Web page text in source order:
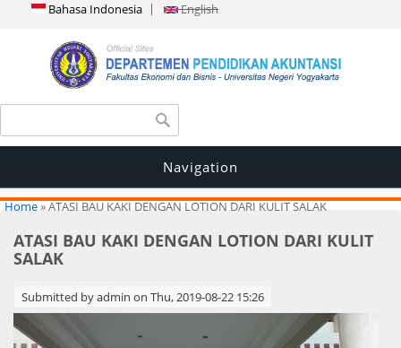
Bahasa Indonesia English
Search form
Navigation
You are here
Home» ATASI BAU KAKI DENGAN LOTION DARI KULIT SALAK
ATASI BAU KAKI DENGAN LOTION DARI KULIT
SALAK
Submitted byadmin on Thu, 2019-08-22 15:26